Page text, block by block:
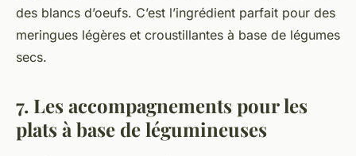
des blancs d’oeufs. C’est l’ingrédient parfait pour des
meringues légères et croustillantes à base de légumes
secs.
7. Les accompagnements pour les
plats à base de légumineuses